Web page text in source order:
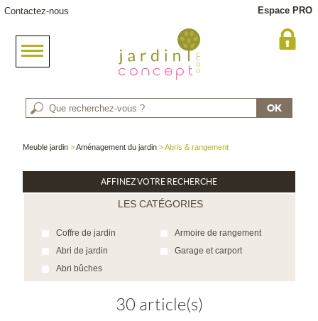
Contactez-nous Espace PRO
Meuble jardin >Aménagement du jardin > Abris & rangement
AFFINEZ VOTRE RECHERCHE
LES CATÉGORIES
Coffre de jardin
Armoire de rangement
Abri de jardin
Garage et carport
Abri bûches
30 article(s)